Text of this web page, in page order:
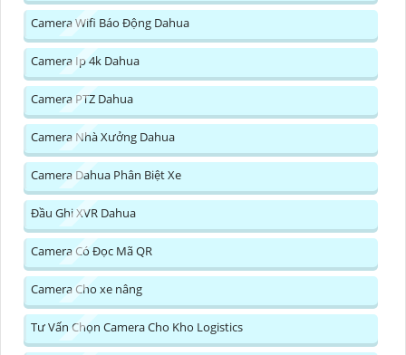
Camera Wifi Báo Động Dahua
Camera Ip 4k Dahua
Camera PTZ Dahua
Camera Nhà Xưởng Dahua
Camera Dahua Phân Biệt Xe
Đầu Ghi XVR Dahua
Camera Có Đọc Mã QR
Camera Cho xe nâng
Tư Vấn Chọn Camera Cho Kho Logistics